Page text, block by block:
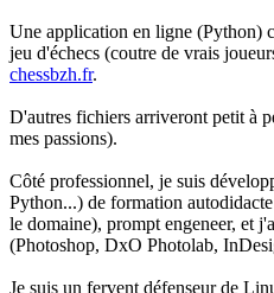
Une application en ligne (Python)
jeu d'échecs (coutre de vrais
chessbzh.fr.
D'autres fichiers arriveront petit à
mes passions).
Côté professionnel, je suis
Python...) de formation
le domaine), prompt engeneer, et
(Photoshop, DxO Photolab,
Je suis un fervent défenseur de